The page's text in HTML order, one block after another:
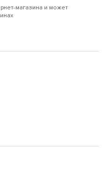
магазина и может